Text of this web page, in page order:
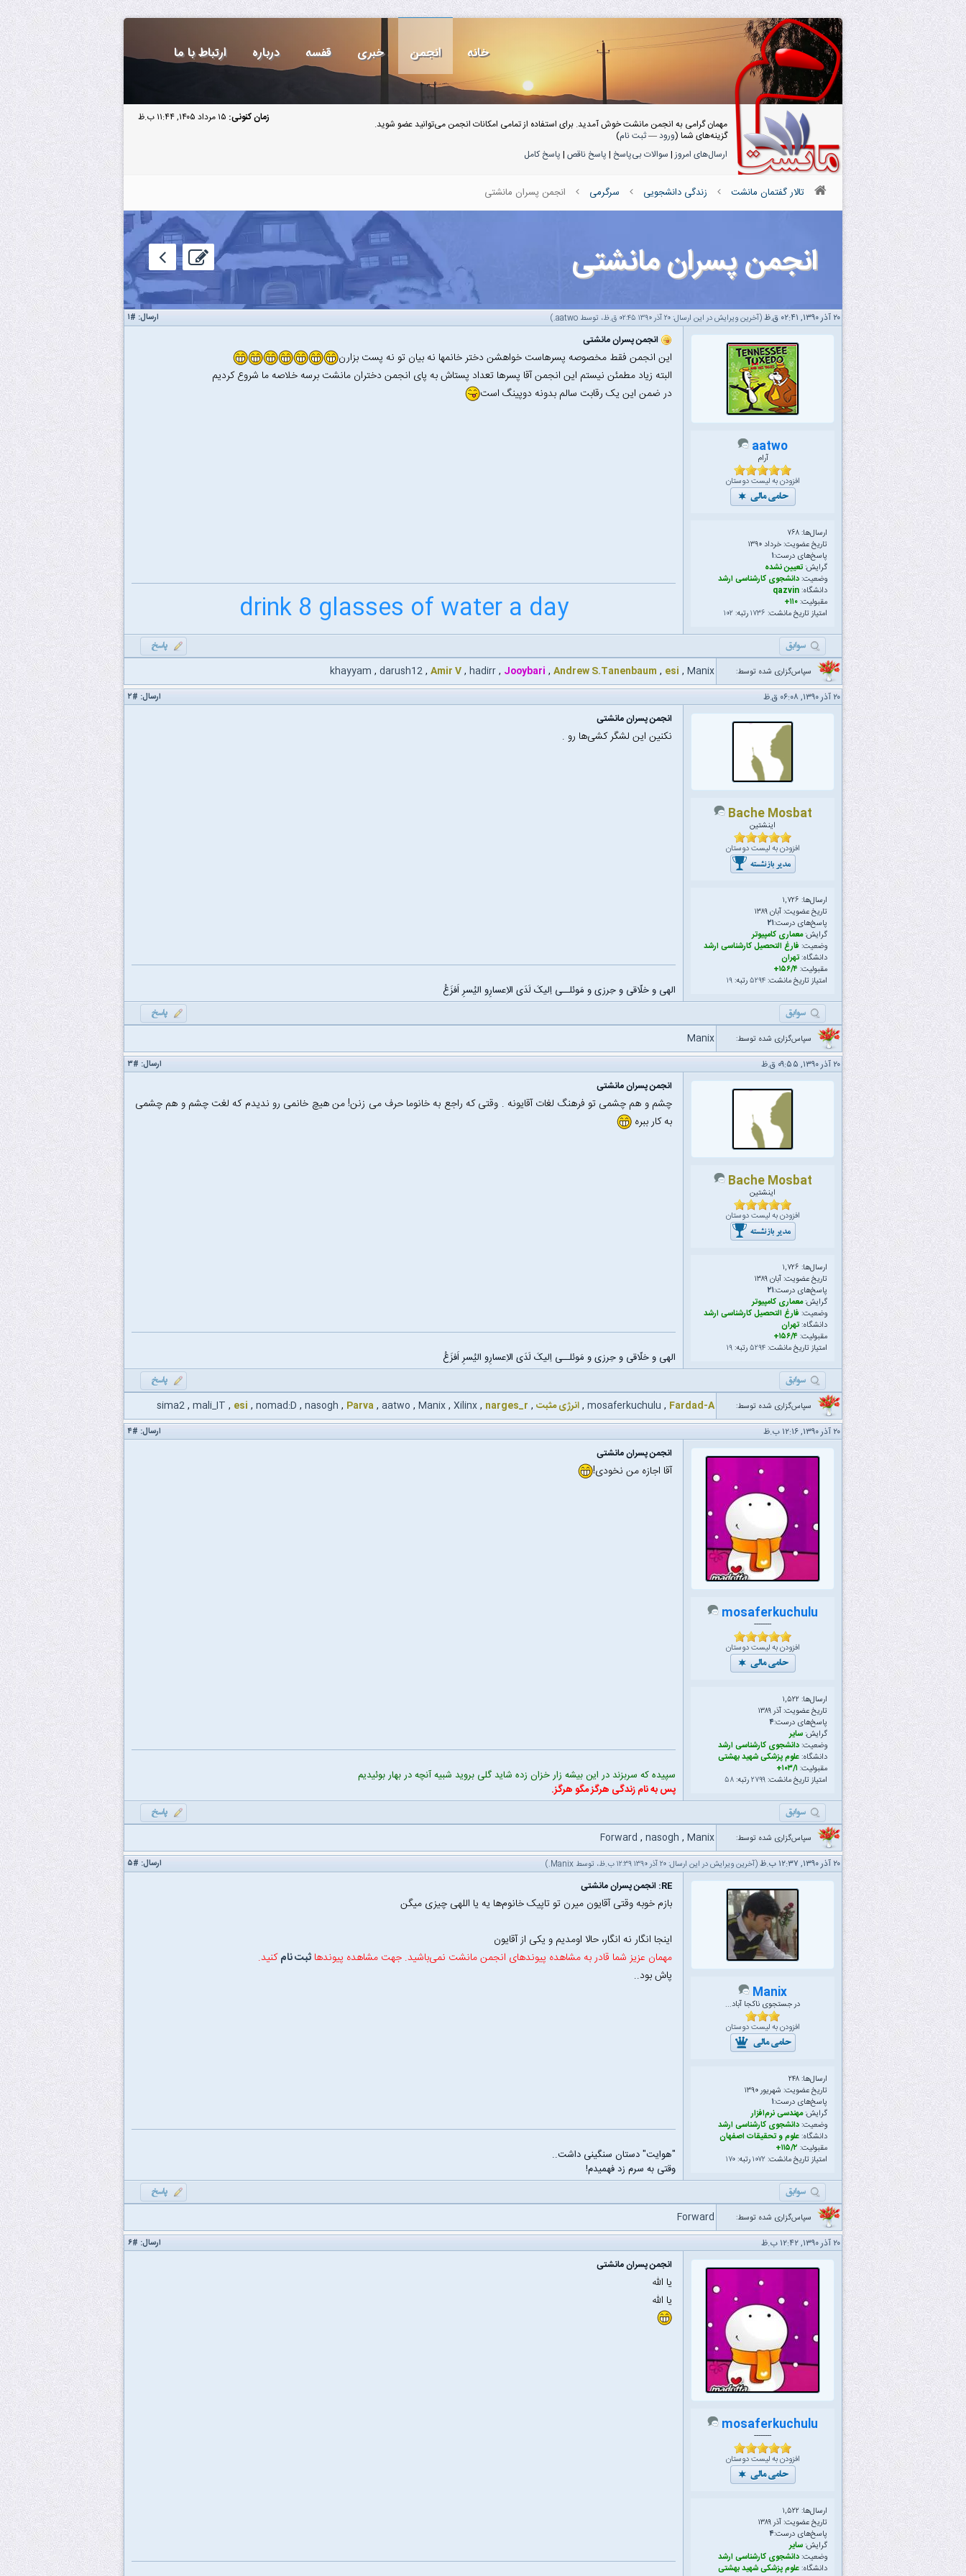
خانه انجمن خبری قفسه درباره ارتباط با ما
زمان کنونی: ۱۵ مرداد ۱۴۰۵, ۱۱:۴۴ ب.ظ
مهمان گرامی به انجمن مانشت خوش آمدید. برای استفاده از تمامی امکانات انجمن می‌توانید عضو شوید.
گزینه‌های شما (ورود—ثبت نام)
ارسال‌های امروز| سوالات بی‌پاسخ | پاسخ ناقص | پاسخ کامل
تالار گفتمان مانشت زندگی دانشجویی سرگرمی انجمن پسران مانشتی
انجمن پسران مانشتی
ارسال: #۱ ۲۰ آذر ۱۳۹۰, ۰۲:۴۱ ق.ظ (آخرین ویرایش در این ارسال: ۲۰ آذر ۱۳۹۰ ۰۲:۴۵ ق.ظ، توسط aatwo
.)
aatwo
آرام
افزودن به لیست دوستان
ارسال‌ها: ۷۶۸
تاریخ عضویت: خرداد ۱۳۹۰
پاسخ‌های درست:۱
گرایش:تعیین نشده
وضعیت:دانشجوی کارشناسی ارشد
دانشگاه:qazvin
مقبولیت:۱۱۰+
امتیاز تاریخ مانشت: ۱۷۳۶رتبه: ۱۰۲
انجمن پسران مانشتی
این انجمن فقط مخصوصه پسرهاست خواهشن دختر خانمها نه بیان تو نه پست بزارن
البته زیاد مطمئن نیستم این انجمن آقا پسرها تعداد پستاش به پای انجمن دختران مانشت برسه خلاصه ما شروع کردیم
در ضمن این یک رقابت سالم بدونه دوپینگ است
drink 8 glasses of water a day
سپاس‌گزاری شده توسط: Manix
,
esi
,
Andrew S.Tanenbaum
,
Jooybari
,
hadirr
,
Amir V
,
darush12
,
khayyam
ارسال: #۲ ۲۰ آذر ۱۳۹۰, ۰۶:۰۸ ق.ظ
Bache Mosbat
اینشتین
افزودن به لیست دوستان
ارسال‌ها: ۱,۷۲۶
تاریخ عضویت: آبان ۱۳۸۹
پاسخ‌های درست:۲۱
گرایش:معماری کامپیوتر
وضعیت: فارغ التحصیل کارشناسی ارشد
دانشگاه:تهران
مقبولیت:۱۵۶/۴+
امتیاز تاریخ مانشت:۵۲۹۴رتبه:۱۹
انجمن پسران مانشتی
نکنین این لشگر کشی‌ها رو .
الهی و خلّاقی و حِرزی و مَوئلــی اِلیکَ لَدَی الاِعسارِو الیُسرِ اَفزَعُ
سپاس‌گزاری شده توسط: Manix
ارسال: #۳ ۲۰ آذر ۱۳۹۰, ۰۹:۵۵ ق.ظ
Bache Mosbat
اینشتین
افزودن به لیست دوستان
ارسال‌ها: ۱,۷۲۶
تاریخ عضویت: آبان ۱۳۸۹
پاسخ‌های درست:۲۱
گرایش:معماری کامپیوتر
وضعیت: فارغ التحصیل کارشناسی ارشد
دانشگاه:تهران
مقبولیت:۱۵۶/۴+
امتیاز تاریخ مانشت:۵۲۹۴رتبه:۱۹
انجمن پسران مانشتی
چشم و هم چشمی تو فرهنگ لغات آقایونه . وقتی که راجع به خانوما حرف می زنن! من هیچ خانمی رو ندیدم که لغت چشم و هم چشمی
به کار ببره
الهی و خلّاقی و حِرزی و مَوئلــی اِلیکَ لَدَی الاِعسارِو الیُسرِ اَفزَعُ
سپاس‌گزاری شده توسط: Fardad-A
,
mosaferkuchulu
,انرژی مثبت ,
narges_r
,
Xilinx
,
Manix
,
aatwo
,
Parva
,
nasogh
,
nomad:D
,
esi
,
mali_IT
,
sima2
ارسال: #۴ ۲۰ آذر ۱۳۹۰, ۱۲:۱۶ ب.ظ
mosaferkuchulu
--------
افزودن به لیست دوستان
ارسال‌ها: ۱,۵۲۲
تاریخ عضویت: آذر ۱۳۸۹
پاسخ‌های درست:۴
گرایش:سایر
وضعیت:دانشجوی کارشناسی ارشد
دانشگاه:علوم پزشکی شهید بهشتی
مقبولیت: ۱۰۳/۱+
امتیاز تاریخ مانشت:۲۷۹۹رتبه:۵۸
انجمن پسران مانشتی
آقا اجازه من نخودی!
سپیده که سربزند در این بیشه زار خزان زده شاید گلی بروید شبیه آنچه در بهار بوئیدیم
پس به نام زندگی هرگز مگو هرگز.
سپاس‌گزاری شده توسط: Manix
,
nasogh
,
Forward
ارسال: #۵ ۲۰ آذر ۱۳۹۰, ۱۲:۳۷ ب.ظ (آخرین ویرایش در این ارسال: ۲۰ آذر ۱۳۹۰ ۱۲:۳۹ ب.ظ، توسط Manix
.)
Manix
در جستجوی ناکجا آباد...
افزودن به لیست دوستان
ارسال‌ها: ۲۴۸
تاریخ عضویت: شهریور ۱۳۹۰
پاسخ‌های درست:۱
گرایش:مهندسی نرم‌افزار
وضعیت:دانشجوی کارشناسی ارشد
دانشگاه:علوم و تحقیقات اصفهان
مقبولیت: ۱۱۵/۲+
امتیاز تاریخ مانشت: ۱۰۷۲رتبه:۱۷۰
RE: انجمن پسران مانشتی
بازم خوبه وقتی آقایون میرن تو تاپیک خانوم‌ها یه یا اللهی چیزی میگن
اینجا انگار نه انگار‌، حالا اومدیم و یکی از آقایون
مهمان عزیز شما قادر به مشاهده پیوندهای انجمن مانشت نمی‌باشید. جهت مشاهده پیوندها ثبت نامکنید.
پاش بود..
"هوایت" دستان سنگینی داشت..
وقتی به سرم زد فهمیدم!
سپاس‌گزاری شده توسط: Forward
ارسال: #۶ ۲۰ آذر ۱۳۹۰, ۱۲:۴۲ ب.ظ
mosaferkuchulu
--------
افزودن به لیست دوستان
ارسال‌ها: ۱,۵۲۲
تاریخ عضویت: آذر ۱۳۸۹
پاسخ‌های درست:۴
گرایش:سایر
وضعیت:دانشجوی کارشناسی ارشد
دانشگاه:علوم پزشکی شهید بهشتی
انجمن پسران مانشتی
یا الله
یا الله